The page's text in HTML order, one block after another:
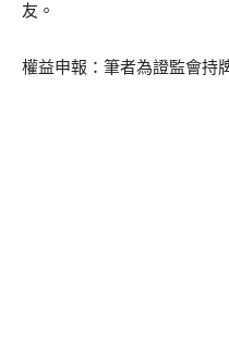
友。
權益申報：筆者為證監會持